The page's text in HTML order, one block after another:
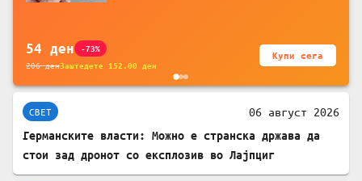
54 ден -73%
206денЗаштедете 152.00 ден
Купи сега
СВЕТ 06 август 2026
Германските власти: Можно е странска држава да
стои зад дронот со експлозив во Лајпциг